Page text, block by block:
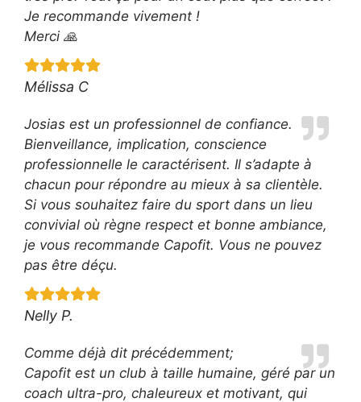
Je recommande vivement !
Merci 🙏
Mélissa C
Josias est un professionnel de confiance.
Bienveillance, implication, conscience
professionnelle le caractérisent. Il s’adapte à
chacun pour répondre au mieux à sa clientèle.
Si vous souhaitez faire du sport dans un lieu
convivial où règne respect et bonne ambiance,
je vous recommande Capofit. Vous ne pouvez
pas être déçu.
Nelly P.
Comme déjà dit précédemment;
Capofit est un club à taille humaine, géré par un
coach ultra-pro, chaleureux et motivant, qui